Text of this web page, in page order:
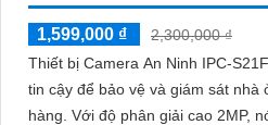
1,599,000 ₫
2,300,000 ₫
Thiết bị Camera An Ninh IPC-
tin cậy để bảo vệ và giám sát nhà
hàng. Với độ phân giải cao 2MP, nó cung cấp hình ảnh sắc